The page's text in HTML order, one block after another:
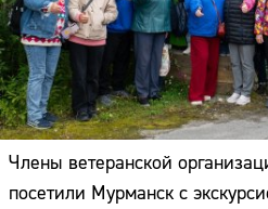
Члены ветеранской
посетили Мурманск с